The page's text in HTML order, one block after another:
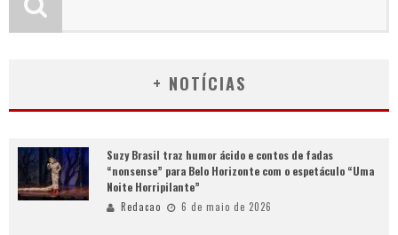
+ NOTÍCIAS
Suzy Brasil traz humor ácido e contos de fadas
“nonsense” para Belo Horizonte com o espetáculo “Uma
Noite Horripilante”
Redacao 6 de maio de 2026